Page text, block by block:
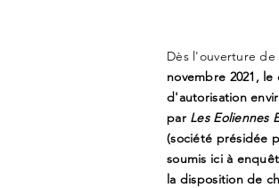
Dès l'ouverture
novembre 2021,
d'autorisation
par Les Eoliennes
(société présidée
soumis ici à
la disposition de